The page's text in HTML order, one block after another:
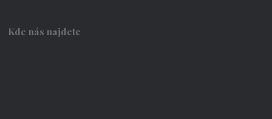
Kde nás najdete